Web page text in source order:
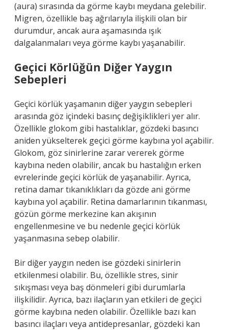
(aura) sırasında da görme kaybı meydana gelebilir.
Migren, özellikle baş ağrılarıyla ilişkili olan bir
durumdur, ancak aura aşamasında ışık
dalgalanmaları veya görme kaybı yaşanabilir.
Geçici Körlüğün Diğer Yaygın
Sebepleri
Geçici körlük yaşamanın diğer yaygın sebepleri
arasında göz içindeki basınç değişiklikleri yer alır.
Özellikle glokom gibi hastalıklar, gözdeki basıncı
aniden yükselterek geçici görme kaybına yol açabilir.
Glokom, göz sinirlerine zarar vererek görme
kaybına neden olabilir, ancak bu hastalığın erken
evrelerinde geçici körlük de yaşanabilir. Ayrıca,
retina damar tıkanıklıkları da gözde ani görme
kaybına yol açabilir. Retina damarlarının tıkanması,
gözün görme merkezine kan akışının
engellenmesine ve bu nedenle geçici körlük
yaşanmasına sebep olabilir.
Bir diğer yaygın neden ise gözdeki sinirlerin
etkilenmesi olabilir. Bu, özellikle stres, sinir
sıkışması veya baş dönmeleri gibi durumlarla
ilişkilidir. Ayrıca, bazı ilaçların yan etkileri de geçici
görme kaybına neden olabilir. Özellikle bazı kan
basıncı ilaçları veya antidepresanlar, gözdeki kan